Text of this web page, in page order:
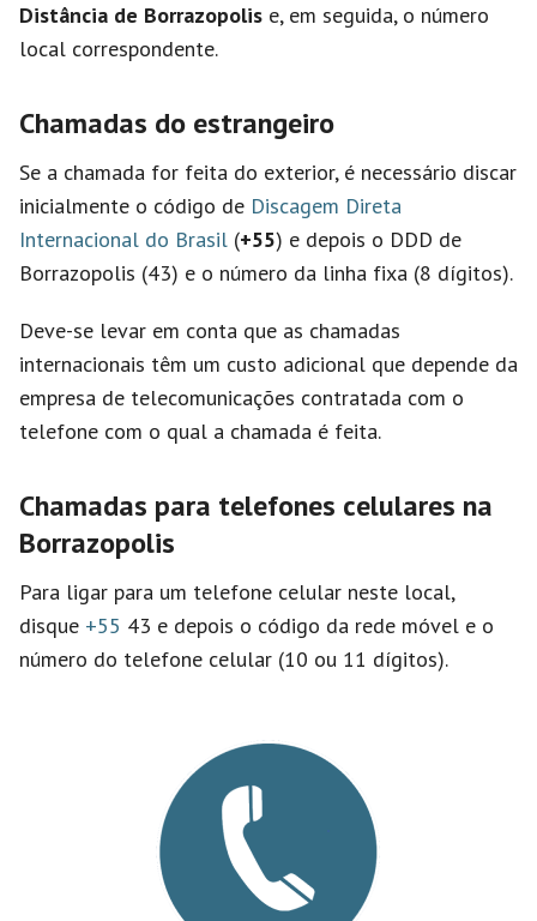
Distância de Borrazopolis e, em seguida, o número
local correspondente.
Chamadas do estrangeiro
Se a chamada for feita do exterior, é necessário discar
inicialmente o código de Discagem Direta
Internacional do Brasil (+55) e depois o DDD de
Borrazopolis (43) e o número da linha fixa (8 dígitos).
Deve-se levar em conta que as chamadas
internacionais têm um custo adicional que depende da
empresa de telecomunicações contratada com o
telefone com o qual a chamada é feita.
Chamadas para telefones celulares na
Borrazopolis
Para ligar para um telefone celular neste local,
disque +55 43 e depois o código da rede móvel e o
número do telefone celular (10 ou 11 dígitos).